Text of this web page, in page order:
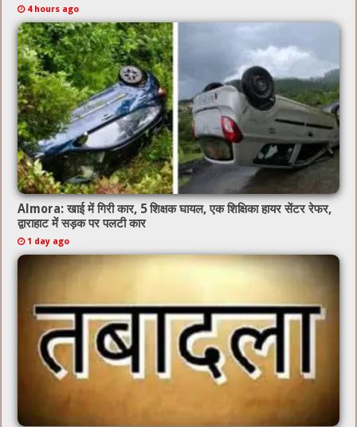
4 hours ago
Almora: खाई में गिरी कार, 5 शिक्षक घायल, एक शिक्षिका हायर सेंटर रेफर,
द्वाराहाट में सड़क पर पलटी कार
1 day ago